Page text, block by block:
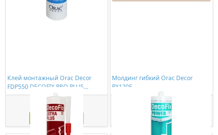
Клей монтажный Orac Decor
FDP550 DECOFIX PRO PLUS
(310мл)
774,00 ₽/шт
Купить
Молдинг гибкий Orac Decor
PX120F
4667,00 ₽/шт
Купить